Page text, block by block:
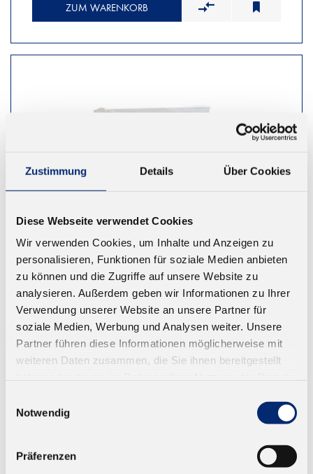
Zustimmung Details Über Cookies
Diese Webseite verwendet Cookies
Wir verwenden Cookies, um Inhalte und Anzeigen zu
personalisieren, Funktionen für soziale Medien anbieten
zu können und die Zugriffe auf unsere Website zu
analysieren. Außerdem geben wir Informationen zu Ihrer
Verwendung unserer Website an unsere Partner für
soziale Medien, Werbung und Analysen weiter. Unsere
Partner führen diese Informationen möglicherweise mit
weiteren Daten zusammen, die Sie ihnen bereitgestellt
Notwendig
Präferenzen
ZUM WARENKORB
779.6.10 EVA Kantenschmelzklebstoff -
weiß
Kantenvorbeschichtung